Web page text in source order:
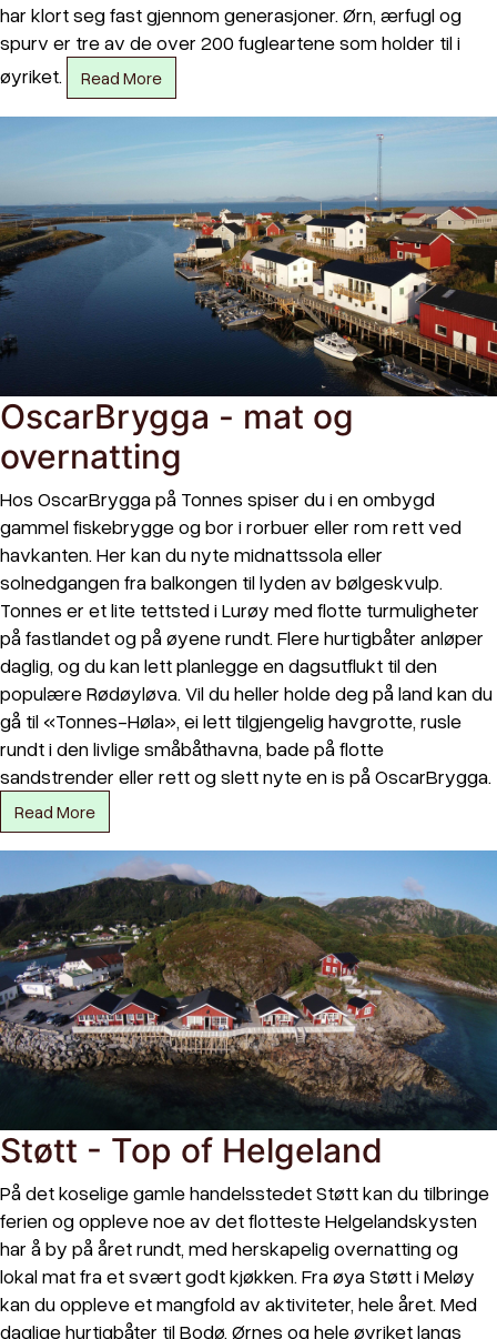
har klort seg fast gjennom generasjoner. Ørn, ærfugl og
spurv er tre av de over 200 fugleartene som holder til i
øyriket.
Read More
OscarBrygga - mat og
overnatting
Hos OscarBrygga på Tonnes spiser du i en ombygd
gammel fiskebrygge og bor i rorbuer eller rom rett ved
havkanten. Her kan du nyte midnattssola eller
solnedgangen fra balkongen til lyden av bølgeskvulp.
Tonnes er et lite tettsted i Lurøy med flotte turmuligheter
på fastlandet og på øyene rundt. Flere hurtigbåter anløper
daglig, og du kan lett planlegge en dagsutflukt til den
populære Rødøyløva. Vil du heller holde deg på land kan du
gå til «Tonnes-Høla», ei lett tilgjengelig havgrotte, rusle
rundt i den livlige småbåthavna, bade på flotte
sandstrender eller rett og slett nyte en is på OscarBrygga.
Read More
Støtt - Top of Helgeland
På det koselige gamle handelsstedet Støtt kan du tilbringe
ferien og oppleve noe av det flotteste Helgelandskysten
har å by på året rundt, med herskapelig overnatting og
lokal mat fra et svært godt kjøkken. Fra øya Støtt i Meløy
kan du oppleve et mangfold av aktiviteter, hele året. Med
daglige hurtigbåter til Bodø, Ørnes og hele øyriket langs